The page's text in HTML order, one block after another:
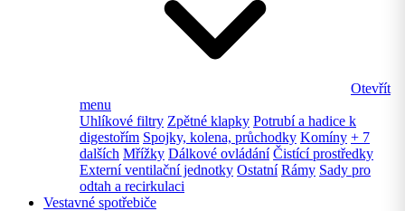
Otevřít
menu
Uhlíkové filtry Zpětné klapky Potrubí a hadice k
digestořím Spojky, kolena, průchodky Komíny + 7
dalších Mřížky Dálkové ovládání Čistící prostředky
Externí ventilační jednotky Ostatní Rámy Sady pro
odtah a recirkulaci
Vestavné spotřebiče